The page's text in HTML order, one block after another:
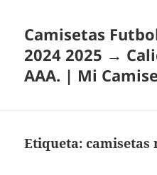
Camisetas
2024 2025 →
AAA. | Mi
Etiqueta:camisetas